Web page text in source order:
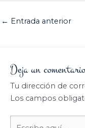
← Entrada anterior
Deja un comentario
Tu dirección de
Los campos